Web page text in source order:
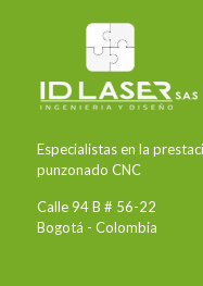
Especialistas en la
punzonado CNC
Calle 94 B # 56-22
Bogotá - Colombia